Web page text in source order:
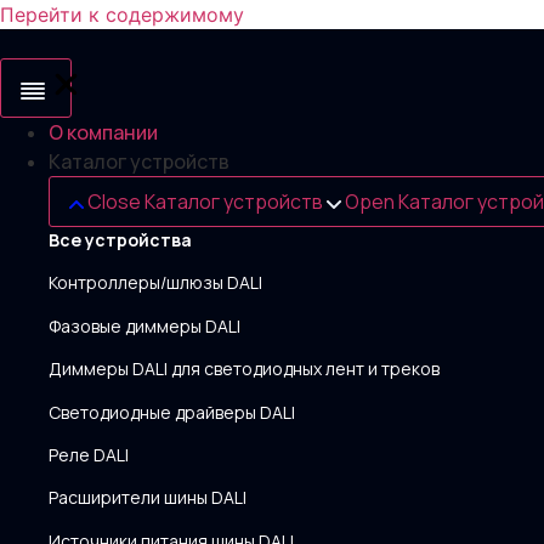
Перейти к содержимому
О компании
Каталог устройств
Close Каталог устройств
Open Каталог
Все устройства
Контроллеры/шлюзы DALI
Фазовые диммеры DALI
Диммеры DALI для светодиодных лент и треков
Светодиодные драйверы DALI
Реле DALI
Расширители шины DALI